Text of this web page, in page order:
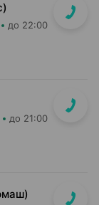
до 22:00
до 21:00